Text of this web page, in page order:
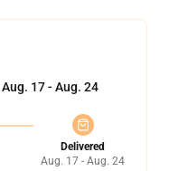
Aug. 17 - Aug. 24
Delivered
Aug. 17 - Aug. 24